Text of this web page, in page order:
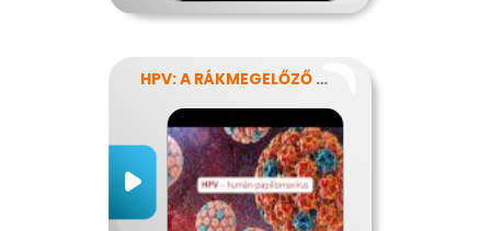
HPV: A RÁKMEGELŐZŐ OLTÁS